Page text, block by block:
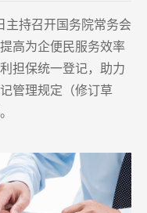
持召开国务院常务会
高为企便民服务效率
担保统一登记，助力
管理规定（修订草